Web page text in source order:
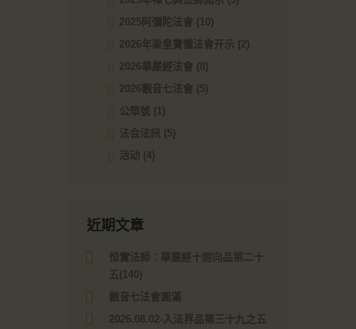
2025阿彌陀法會 (10)
2026年梁皇寶懺法會开示 (2)
2026華嚴經法會 (8)
2026觀音七法會 (5)
公眾號
(1)
法会法訊 (5)
活动 (4)
近期文章
恒實法師：華嚴經十迴向品第二十
五(140)
觀音七法會圓滿
2026.08.02-入法界品第三十九之五